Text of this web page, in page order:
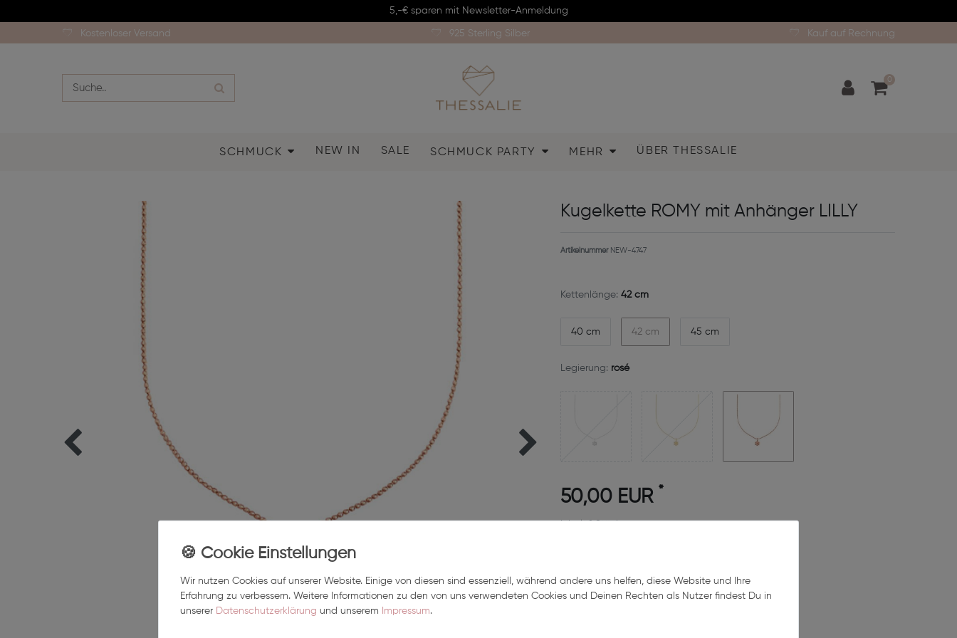
5,-€ sparen mit Newsletter-Anmeldung
Kostenloser Versand 925 Sterling Silber Kauf auf Rechnung
0
SCHMUCK NEW IN SALE SCHMUCK PARTY MEHR ÜBER THESSALIE
Kugelkette ROMY mit Anhänger LILLY
Artikelnummer NEW-4747
Kettenlänge: 42 cm
40 cm 42 cm 45 cm
Legierung: rosé
50,00 EUR *
Inhalt1Stück
In den Warenkorb
Wir nutzen Cookies auf unserer Website. Einige von diesen sind essenziell, während andere uns helfen, diese Website und Ihre
Erfahrung zu verbessern. Weitere Informationen zu den von uns verwendeten Cookies und Deinen Rechten als Nutzer findest Du in
unserer Daten­schutz­erklärung und unserem Impressum.